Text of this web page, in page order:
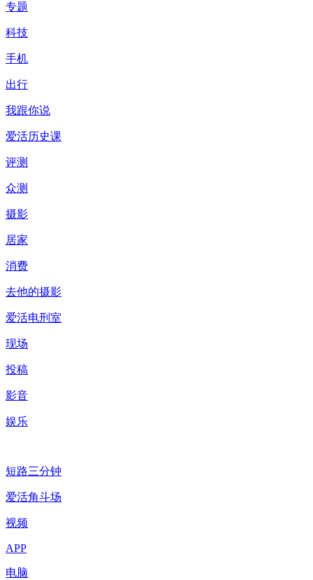
专题
科技
手机
出行
我跟你说
爱活历史课
评测
众测
摄影
居家
消费
去他的摄影
爱活电刑室
现场
投稿
影音
娱乐
短路三分钟
爱活角斗场
视频
APP
电脑